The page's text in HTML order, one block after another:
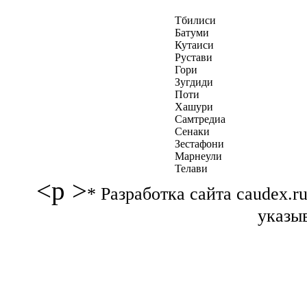
Тбилиси
Батуми
Кутаиси
Рустави
Гори
Зугдиди
Поти
Хашури
Самтредиа
Сенаки
Зестафони
Марнеули
Телави
<p >* Разработка сайта